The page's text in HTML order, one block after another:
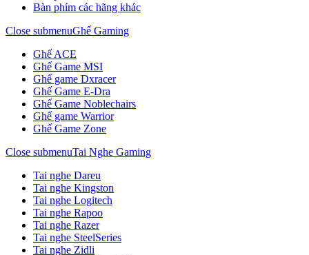
Bàn phím các hãng khác
Close submenuGhế Gaming
Ghế ACE
Ghế Game MSI
Ghế game Dxracer
Ghế Game E-Dra
Ghế Game Noblechairs
Ghế game Warrior
Ghế Game Zone
Close submenuTai Nghe Gaming
Tai nghe Dareu
Tai nghe Kingston
Tai nghe Logitech
Tai nghe Rapoo
Tai nghe Razer
Tai nghe SteelSeries
Tai nghe Zidli